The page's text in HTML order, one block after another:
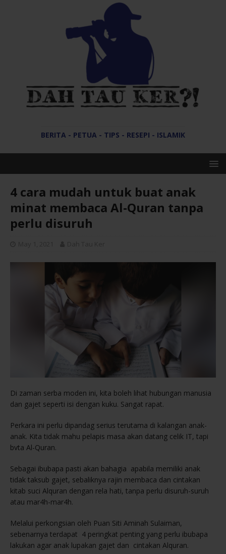
BERITA - PETUA - TIPS - RESEPI - ISLAMIK
4 cara mudah untuk buat anak
minat membaca Al-Quran tanpa
perlu disuruh
Di zaman serba moden ini, kita boleh lihat hubungan manusia
dan gajet seperti isi dengan kuku. Sangat rapat.
Perkara ini perlu dipandag serius terutama di kalangan anak-
anak. Kita tidak mahu pelapis masa akan datang celik IT, tapi
bvta Al-Quran.
Sebagai ibubapa pasti akan bahagia apabila memiliki anak
tidak taksub gajet, sebaliknya rajin membaca dan cintakan
kitab suci Alquran dengan rela hati, tanpa perlu disuruh-suruh
atau mar4h-mar4h.
Melalui perkongsian oleh Puan Siti Aminah Sulaiman,
sebenarnya terdapat 4 peringkat penting yang perlu ibubapa
lakukan agar anak lupakan gajet dan cintakan Alquran.